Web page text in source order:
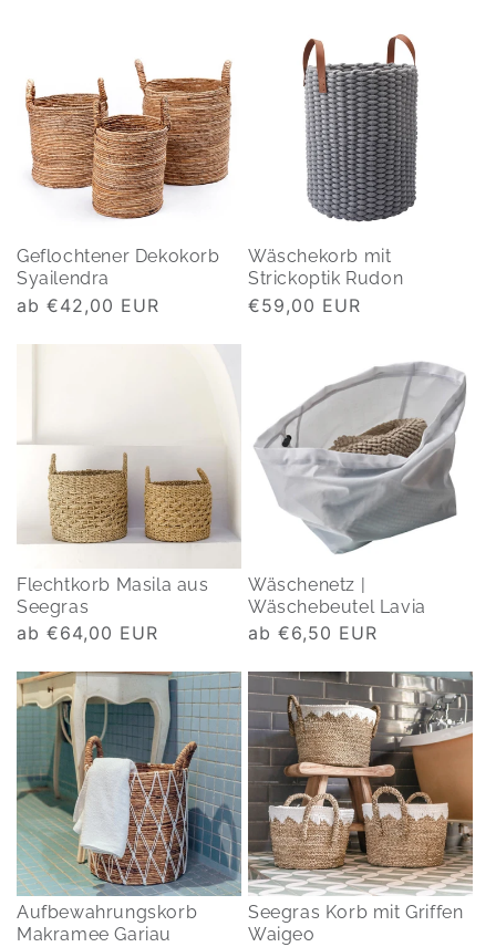
Geflochtener Dekokorb
Syailendra
Normaler
ab €42,00 EUR
Wäschekorb mit
Strickoptik Rudon
Normaler
€59,00 EUR
Flechtkorb Masila aus
Seegras
Normaler
ab €64,00 EUR
Wäschenetz |
Wäschebeutel Lavia
Normaler
ab €6,50 EUR
Aufbewahrungskorb
Makramee Gariau
Seegras Korb mit Griffen
Waigeo